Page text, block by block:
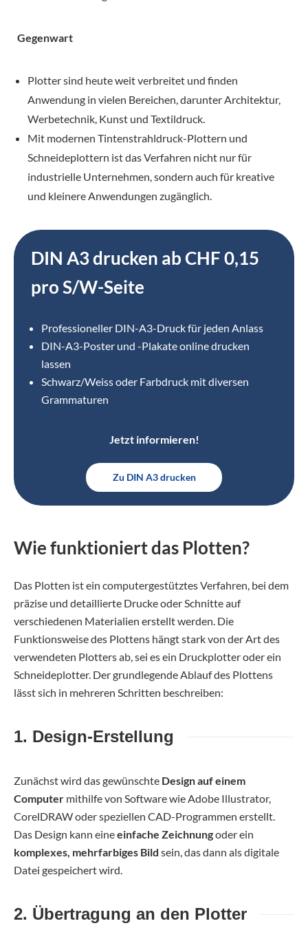
Gegenwart
Plotter sind heute weit verbreitet und finden
Anwendung in vielen Bereichen, darunter Architektur,
Werbetechnik, Kunst und Textildruck.
Mit modernen Tintenstrahldruck-Plottern und
Schneideplottern ist das Verfahren nicht nur für
industrielle Unternehmen, sondern auch für kreative
und kleinere Anwendungen zugänglich.
DIN A3 drucken ab CHF 0,15
pro S/W-Seite
Professioneller DIN-A3-Druck für jeden Anlass
DIN-A3-Poster und -Plakate online drucken
lassen
Schwarz/Weiss oder Farbdruck mit diversen
Grammaturen
Jetzt informieren!
Zu DIN A3 drucken
Wie funktioniert das Plotten?
Das Plotten ist ein computergestütztes Verfahren, bei dem
präzise und detaillierte Drucke oder Schnitte auf
verschiedenen Materialien erstellt werden. Die
Funktionsweise des Plottens hängt stark von der Art des
verwendeten Plotters ab, sei es ein Druckplotter oder ein
Schneideplotter. Der grundlegende Ablauf des Plottens
lässt sich in mehreren Schritten beschreiben:
1. Design-Erstellung
Zunächst wird das gewünschte Design auf einem
Computer mithilfe von Software wie Adobe Illustrator,
CorelDRAW oder speziellen CAD-Programmen erstellt.
Das Design kann eineeinfache Zeichnungoder ein
komplexes, mehrfarbiges Bild sein, das dann als digitale
Datei gespeichert wird.
2. Übertragung an den Plotter